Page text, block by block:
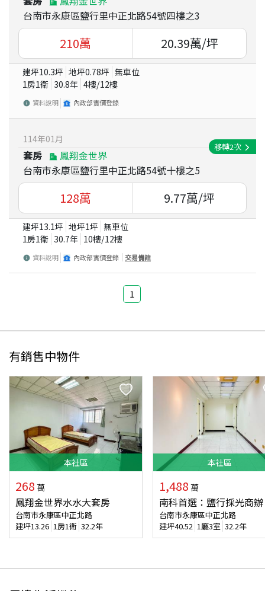
台南市永康區鹽行里中正北路54號四樓之3
210萬 20.39萬/坪
建坪10.3坪 地坪0.78坪 無車位
1房1衛 30.8年 4樓/12樓
資料說明 內政部實價登錄
114年01月
套房
鳳翔金世界
台南市永康區鹽行里中正北路54號十樓之5
移轉2次
128萬 9.77萬/坪
建坪13.1坪 地坪1坪 無車位
1房1衛 30.7年 10樓/12樓
資料說明 內政部實價登錄 交易備註
1
有銷售中物件
本社區
268 萬
鳳翔金世界水水大套房
台南市永康區中正北路
建坪13.26 1房1衛 32.2年
本社區
1,488 萬
南科首選：鹽行採光商
台南市永康區中正北路
建坪40.52 1廳3室 32.2年